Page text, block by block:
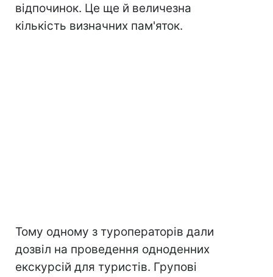
відпочинок. Це ще й величезна
кількість визначних пам'яток.
Тому одному з туроператорів дали
дозвіл на проведення одноденних
екскурсій для туристів. Групові